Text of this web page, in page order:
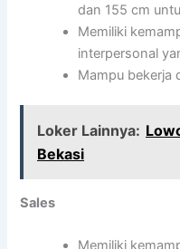
dan 155 cm
Memiliki
interpersonal
Mampu bekerja
Loker Lainnya:
Bekasi
Sales